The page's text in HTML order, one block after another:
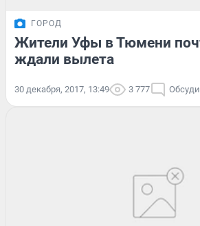
ГОРОД
Жители Уфы в Тюмени
ждали вылета
30 декабря, 2017, 13:49 3 777